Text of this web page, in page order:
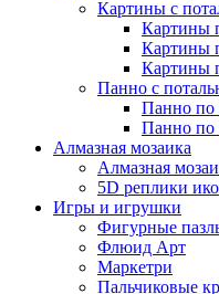
Картины с
Картины
Картины
Картины
Панно с
Панно по
Панно по
Алмазная мозаика
Алмазная
5D реплики
Игры и игрушки
Фигурные
Флюид Арт
Маркетри
Пальчиковые